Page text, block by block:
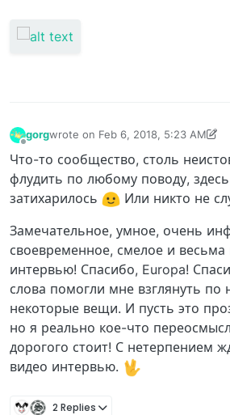
gorgwrote on Feb 6, 2018, 5:23 AM
last edited by gorg Feb 6, 2018,
Что-то сообщество, столь
флудить по любому поводу,
затихарилось
Или никто не
Замечательное, умное, очень
своевременное, смелое и весьма
интервью! Спасибо, Europa!
слова помогли мне взглянуть по
некоторые вещи. И пусть это
но я реально кое-что
дорогого стоит! С нетерпением
видео интервью.
2 Replies